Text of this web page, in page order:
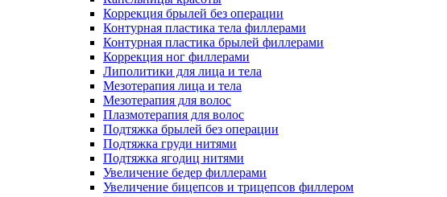
Коррекция брылей без операции
Контурная пластика тела филлерами
Контурная пластика брылей филлерами
Коррекция ног филлерами
Липолитики для лица и тела
Мезотерапия лица и тела
Мезотерапия для волос
Плазмотерапия для волос
Подтяжка брылей без операции
Подтяжка груди нитями
Подтяжка ягодиц нитями
Увеличение бедер филлерами
Увеличение бицепсов и трицепсов филлером